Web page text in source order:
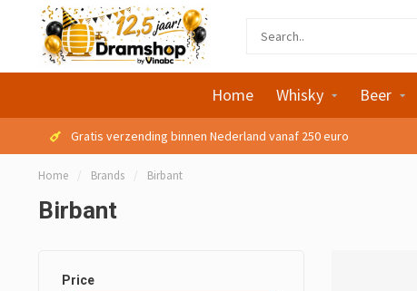
Home Whisky Beer
Gratis verzending binnen Nederland vanaf 250 euro
Home / Brands / Birbant
Birbant
Price